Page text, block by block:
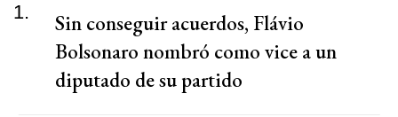
1.
Sin conseguir acuerdos, Flávio
Bolsonaro nombró como vice a un
diputado de su partido